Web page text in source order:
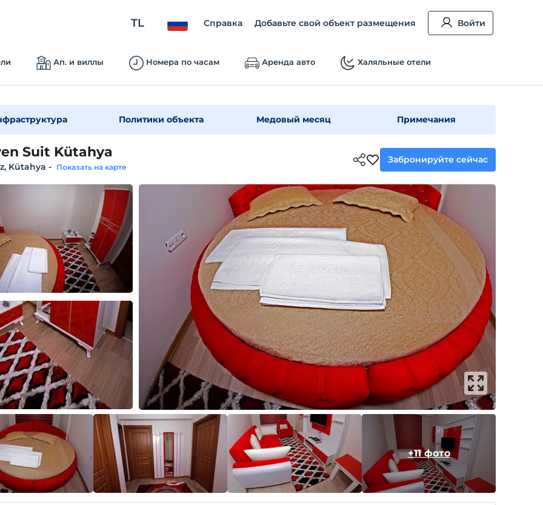
TL Справка Добавьте свой объект размещения Войти
Ап. и виллы Номера по часам Аренда авто Халяльные отели
Политики объекта Медовый месяц Примечания
Suit Kütahya
Kütahya - Показать на карте
Забронируйте сейчас
+11 фото